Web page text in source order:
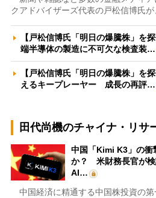
クアドバイザーズ代表の戸松信博氏
【戸松信博氏「明日の爆騰株」を
端半導体の製造に不可欠な検査装…
【戸松信博氏「明日の爆騰株」を
えるキープレーヤー 成長の再評…
田代尚機のチャイナ・リサ
中国「Kimi K3」の衝
か？ 米財務長官が検
AI…
中国経済に精通する中国株投資の第